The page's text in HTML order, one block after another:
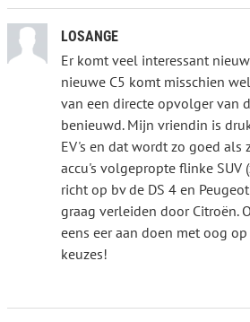
LOSANGE
Er komt veel interessant
nieuwe C5 komt misschien
van een directe opvolger van
benieuwd. Mijn vriendin is
EV's en dat wordt zo goed als
accu's volgepropte flinke SUV
richt op bv de DS 4 en
graag verleiden door Citroën.
eens eer aan doen met oog op
keuzes!